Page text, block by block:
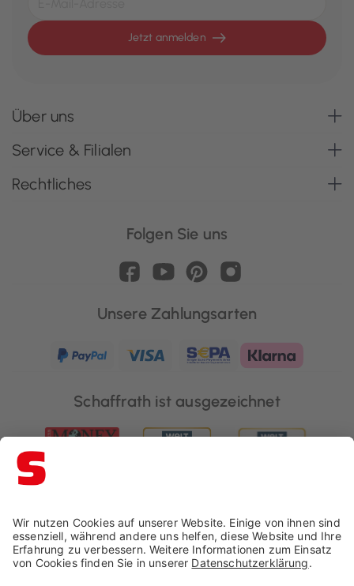
Jetzt anmelden
Über uns
Service & Filialen
Rechtliches
Folgen Sie uns
Unsere Zahlungsarten
Schaffrath ist ausgezeichnet